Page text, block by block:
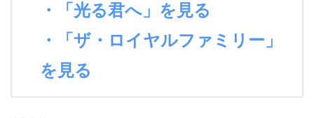
・「光る君へ」を見る
・「ザ・ロイヤルファミリー」
を見る